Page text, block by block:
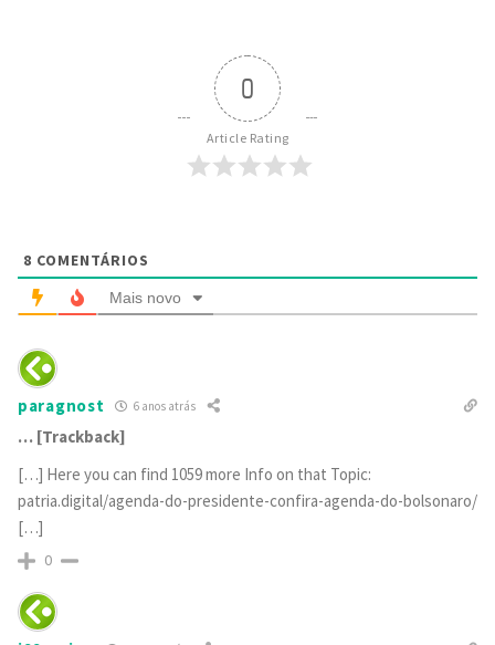
0
Article Rating
8 COMENTÁRIOS
Mais novo
paragnost 6 anos atrás
… [Trackback]
[…] Here you can find 1059 more Info on that Topic:
patria.digital/agenda-do-presidente-confira-agenda-do-bolsonaro/
[…]
0